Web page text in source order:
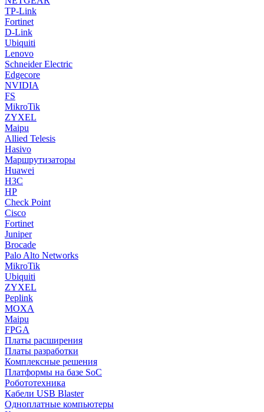
TP-Link
Fortinet
D-Link
Ubiquiti
Lenovo
Schneider Electric
Edgecore
NVIDIA
FS
MikroTik
ZYXEL
Maipu
Allied Telesis
Hasivo
Маршрутизаторы
Huawei
H3C
HP
Check Point
Cisco
Fortinet
Juniper
Brocade
Palo Alto Networks
MikroTik
Ubiquiti
ZYXEL
Peplink
MOXA
Maipu
FPGA
Платы расширения
Платы разработки
Комплексные решения
Платформы на базе SoC
Робототехника
Кабели USB Blaster
Одноплатные компьютеры